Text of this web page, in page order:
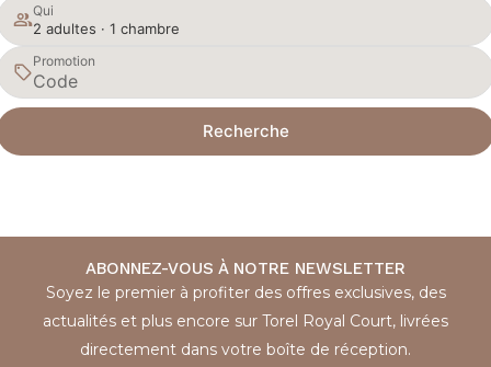
Qui
2 adultes · 1 chambre
Promotion
Recherche
ABONNEZ-VOUS À NOTRE NEWSLETTER
Soyez le premier à profiter des offres exclusives, des
actualités et plus encore sur Torel Royal Court, livrées
directement dans votre boîte de réception.